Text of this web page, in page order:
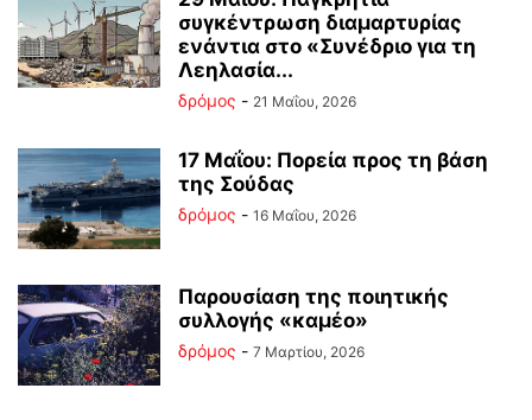
συγκέντρωση διαμαρτυρίας
ενάντια στο «Συνέδριο για τη
Λεηλασία...
δρόμος - 21 Μαΐου, 2026
17 Μαΐου: Πορεία προς τη βάση
της Σούδας
δρόμος - 16 Μαΐου, 2026
Παρουσίαση της ποιητικής
συλλογής «καμέο»
δρόμος - 7 Μαρτίου, 2026